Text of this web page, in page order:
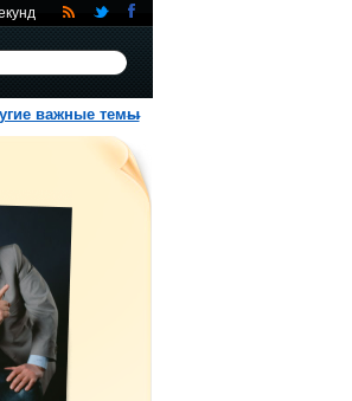
важные темы